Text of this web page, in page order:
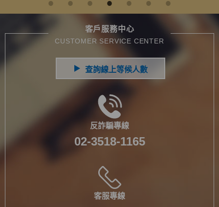
客戶服務中心
CUSTOMER SERVICE CENTER
反詐騙專線
02-3518-1165
客服專線